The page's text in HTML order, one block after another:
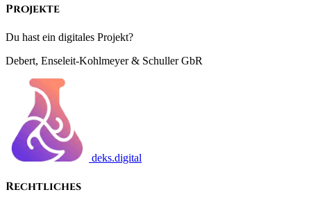
Projekte
Du hast ein digitales Projekt?
Debert, Enseleit-Kohlmeyer & Schuller GbR
deks.digital
Rechtliches